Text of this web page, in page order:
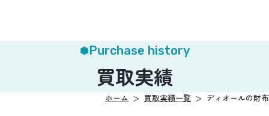
Purchase history
買取実績
ホーム 買取実績一覧 ディオールの財布